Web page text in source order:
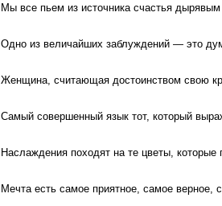
Мы все пьем из источника счастья
Одно из величайших заблуждений — это
Женщина, считающая достоинством свою
Самый совершенный язык тот, который
Наслаждения походят на те цветы,
Мечта есть самое приятное, самое верное,